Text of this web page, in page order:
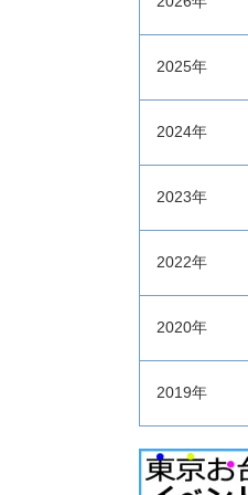
2025年
2024年
2023年
2022年
2020年
2019年